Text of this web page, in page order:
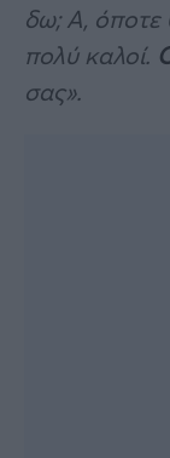
δω; Α, όποτε
πολύ καλοί.
σας».